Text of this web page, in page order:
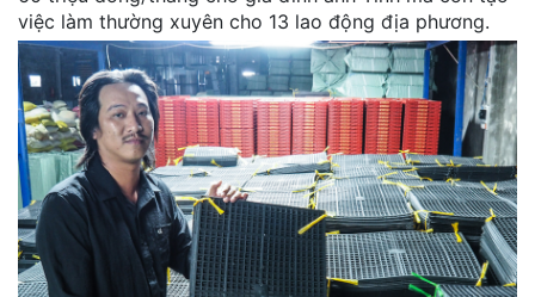
việc làm thường xuyên cho 13 lao động địa phương.